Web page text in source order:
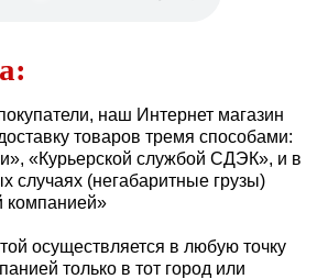
наш Интернет магазин
товаров тремя способами:
«Курьерской службой СДЭК», и в
случаях (негабаритные грузы)
компанией»
осуществляется в любую точку
только в тот город или